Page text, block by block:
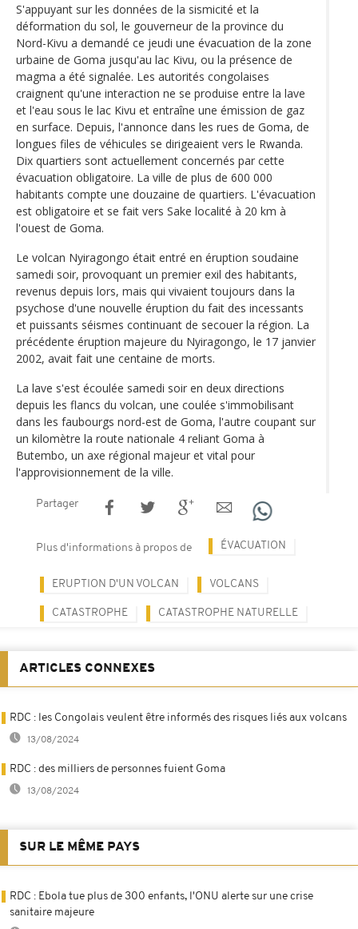
S'appuyant sur les données de la sismicité et la
déformation du sol, le gouverneur de la province du
Nord-Kivu a demandé ce jeudi une évacuation de la zone
urbaine de Goma jusqu'au lac Kivu, ou la présence de
magma a été signalée. Les autorités congolaises
craignent qu'une interaction ne se produise entre la lave
et l'eau sous le lac Kivu et entraîne une émission de gaz
en surface. Depuis, l'annonce dans les rues de Goma, de
longues files de véhicules se dirigeaient vers le Rwanda.
Dix quartiers sont actuellement concernés par cette
évacuation obligatoire. La ville de plus de 600 000
habitants compte une douzaine de quartiers. L'évacuation
est obligatoire et se fait vers Sake localité à 20 km à
l'ouest de Goma.
Le volcan Nyiragongo était entré en éruption soudaine
samedi soir, provoquant un premier exil des habitants,
revenus depuis lors, mais qui vivaient toujours dans la
psychose d'une nouvelle éruption du fait des incessants
et puissants séismes continuant de secouer la région. La
précédente éruption majeure du Nyiragongo, le 17 janvier
2002, avait fait une centaine de morts.
La lave s'est écoulée samedi soir en deux directions
depuis les flancs du volcan, une coulée s'immobilisant
dans les faubourgs nord-est de Goma, l'autre coupant sur
un kilomètre la route nationale 4 reliant Goma à
Butembo, un axe régional majeur et vital pour
l'approvisionnement de la ville.
Partager
Plus d'informations à propos de ÉVACUATION
ERUPTION D'UN VOLCAN VOLCANS
CATASTROPHE CATASTROPHE NATURELLE
ARTICLES CONNEXES
RDC : les Congolais veulent être informés des risques liés aux volcans
13/08/2024
RDC : des milliers de personnes fuient Goma
13/08/2024
SUR LE MÊME PAYS
RDC : Ebola tue plus de 300 enfants, l'ONU alerte sur une crise
sanitaire majeure